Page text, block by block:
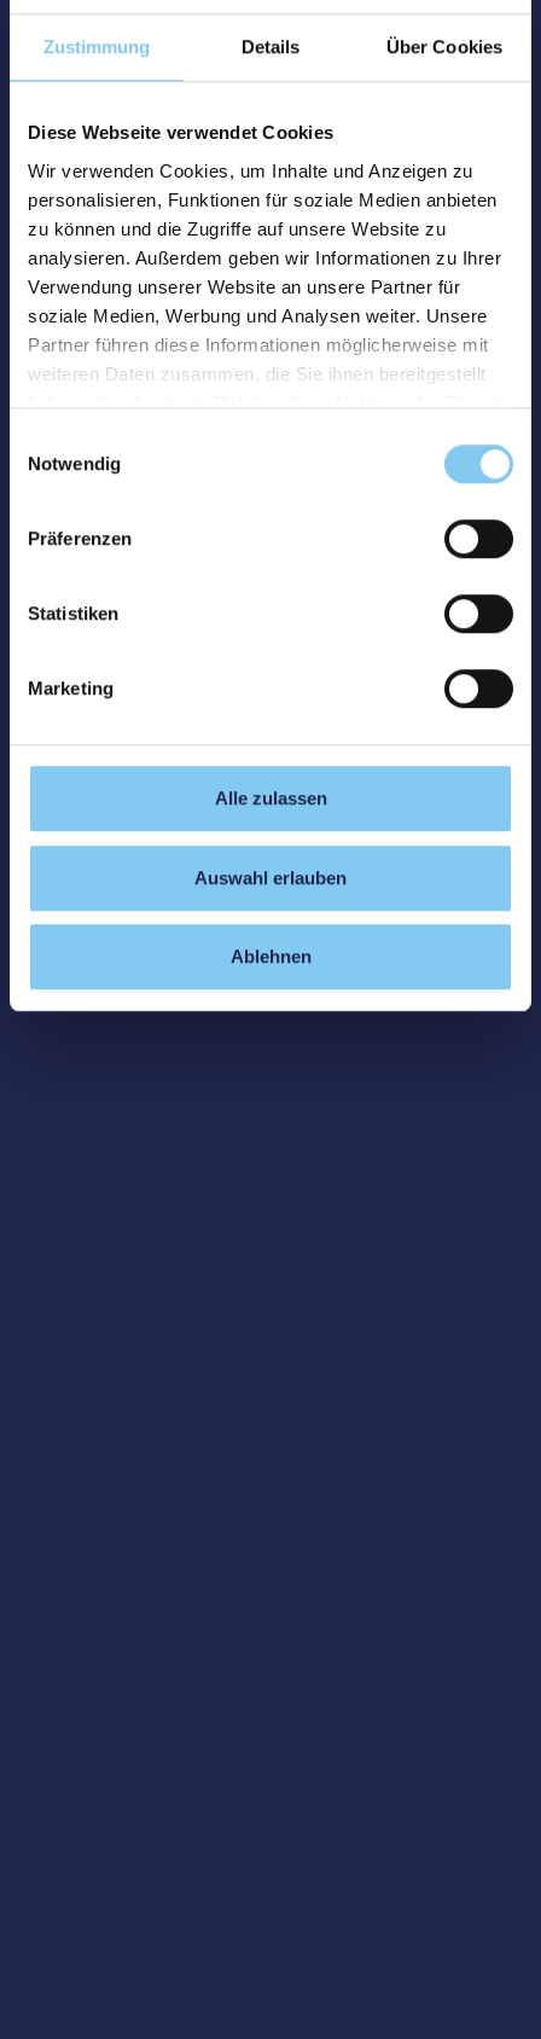
Zustimmung Details Über Cookies
Diese Webseite verwendet Cookies
Wir verwenden Cookies, um Inhalte und Anzeigen zu
personalisieren, Funktionen für soziale Medien anbieten
zu können und die Zugriffe auf unsere Website zu
analysieren. Außerdem geben wir Informationen zu Ihrer
Verwendung unserer Website an unsere Partner für
soziale Medien, Werbung und Analysen weiter. Unsere
Partner führen diese Informationen möglicherweise mit
weiteren Daten zusammen, die Sie ihnen bereitgestellt
haben oder die sie im Rahmen Ihrer Nutzung der Dienste
Notwendig
Präferenzen
Statistiken
Marketing
Alle zulassen
Auswahl erlauben
Ablehnen